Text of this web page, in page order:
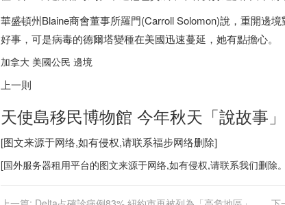
華盛頓州Blaine商會董事所羅門(Carroll Solomon)說，重開邊
好事，可是病毒的德爾塔變種在美國迅速蔓延，她有點擔心。
加拿大 美國公民 邊境
上一則
天使島移民博物館 今年秋天「說故事」
[图文来源于网络,如有侵权,请联系福步网络删除]
[国外服务器租用平台的图文来源于网络,如有侵权,请联系我们删除